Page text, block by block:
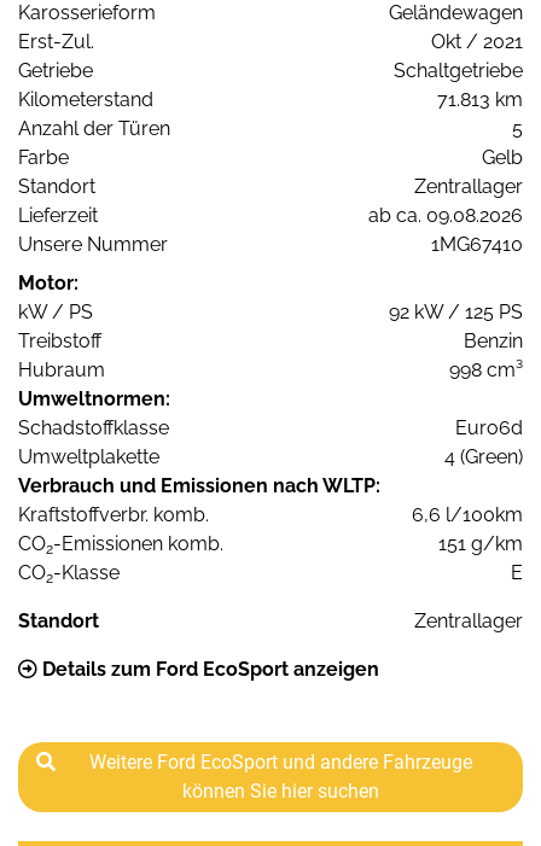
Karosserieform
Geländewagen
Erst-Zul.
Okt / 2021
Getriebe
Schaltgetriebe
Kilometerstand
71.813 km
Anzahl der Türen
5
Farbe
Gelb
Standort
Zentrallager
Lieferzeit
ab ca. 09.08.2026
Unsere Nummer
1MG67410
Motor:
kW / PS
92 kW / 125 PS
Treibstoff
Benzin
Hubraum
998 cm³
Umweltnormen:
Schadstoffklasse
Euro6d
Umweltplakette
4 (Green)
Verbrauch und Emissionen nach WLTP:
Kraftstoffverbr. komb.
6,6 l/100km
CO2-Emissionen komb.
151 g/km
CO2-Klasse E
Standort Zentrallager
Details zum Ford EcoSport anzeigen
Weitere Ford EcoSport und andere Fahrzeuge
können Sie hier suchen